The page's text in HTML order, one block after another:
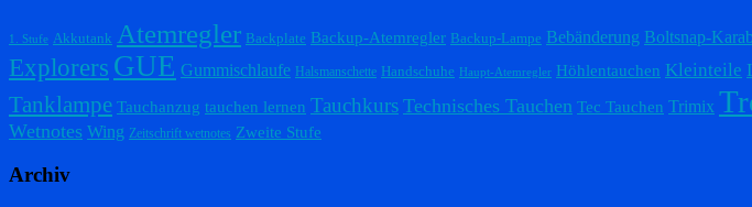
1. Stufe Akkutank Atemregler Backplate Backup-Atemregler Backup-Lampe Bebänderung Boltsnap-
Explorers GUE Gummischlaufe Halsmanschette Handschuhe Haupt-Atemregler Höhlentauchen Kleinteile
Tanklampe Tauchanzug tauchen lernen Tauchkurs Technisches Tauchen Tec Tauchen Trimix
Wetnotes Wing Zeitschrift wetnotes Zweite Stufe
Archiv